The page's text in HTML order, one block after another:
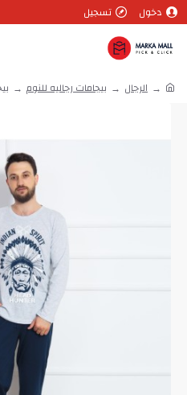
دخول تسجيل
الرجال بيجامات رجاليه للنوم